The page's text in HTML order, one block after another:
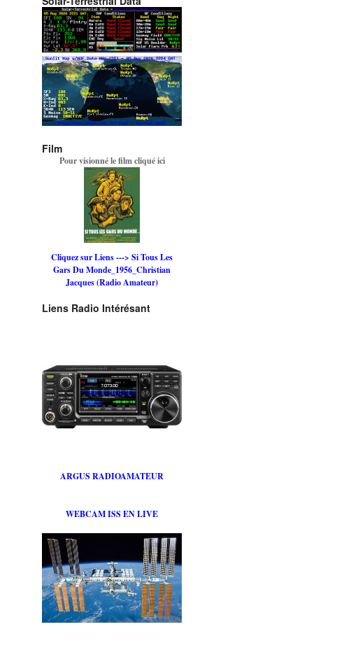
Film
Pour visionné le film cliqué ici
Cliquez sur Liens ---> Si Tous Les
Gars Du Monde_1956_Christian
Jacques (Radio Amateur)
Liens Radio Intérésant
ARGUS RADIOAMATEUR
WEBCAM ISS EN LIVE